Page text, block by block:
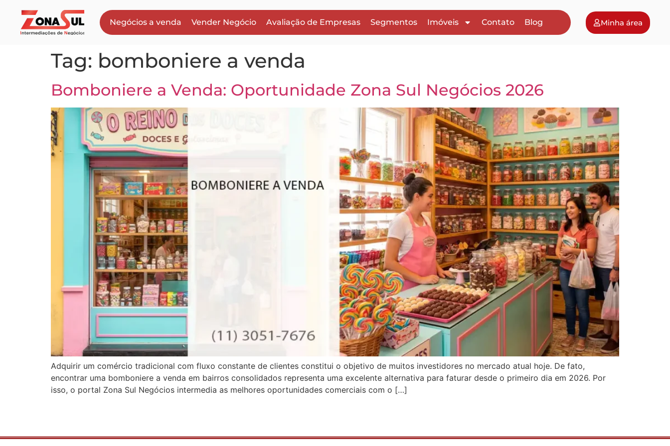
Negócios a venda Vender Negócio Avaliação de Empresas Segmentos Imóveis Contato Blog Minha área
Tag: bomboniere a venda
Bomboniere a Venda: Oportunidade Zona Sul Negócios 2026
Adquirir um comércio tradicional com fluxo constante de clientes constitui o objetivo de muitos investidores no mercado atual hoje. De fato,
encontrar uma bomboniere a venda em bairros consolidados representa uma excelente alternativa para faturar desde o primeiro dia em 2026. Por
isso, o portal Zona Sul Negócios intermedia as melhores oportunidades comerciais com o […]